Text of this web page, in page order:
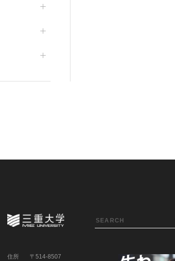
住所
〒514-8507